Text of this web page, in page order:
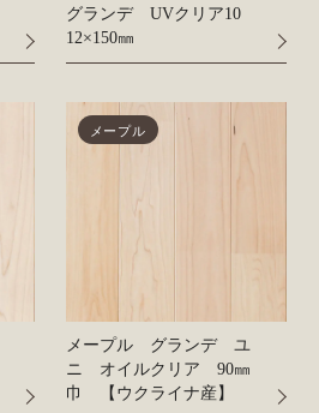
グランデ UVクリア10
12×150㎜
メープル
メープル グランデ ユ
ニ オイルクリア 90㎜
巾 【ウクライナ産】